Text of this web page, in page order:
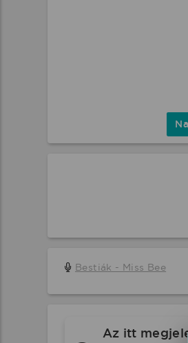
Bestiák - Miss Bee
Az itt